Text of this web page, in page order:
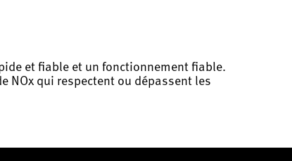
et fiable et un fonctionnement fiable.
NOx qui respectent ou dépassent les